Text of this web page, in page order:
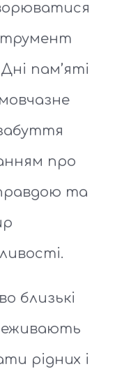
пам’яті
про
та
близькі
рідних і